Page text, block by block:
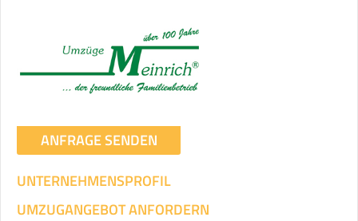
ANFRAGE SENDEN
UNTERNEHMENSPROFIL
UMZUGANGEBOT ANFORDERN